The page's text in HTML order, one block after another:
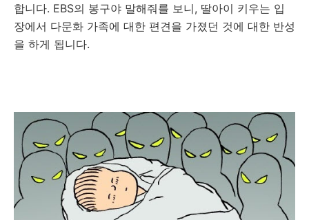
합니다. EBS의 봉구야 말해줘를 보니, 딸아이 키우는 입
장에서 다문화 가족에 대한 편견을 가졌던 것에 대한 반성
을 하게 됩니다.